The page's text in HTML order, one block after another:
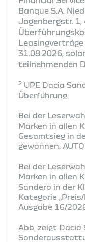
Banque S.A.
Jagenbergstr. 1,
Leasingverträge
31.08.2026,
teilnehmenden
2 UPE Dacia
Überführung.
Bei der
Marken in allen
Gesamtsieg in
gewonnen.
Bei der
Marken in allen
Sandero in der
Kategorie
Ausgabe 16/
Abb. zeigt Dacia